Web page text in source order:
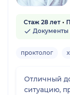
Стаж 28 лет
Документы
проктолог
Отличный
ситуацию,